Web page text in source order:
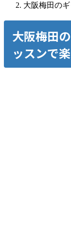
大阪梅田の
大阪梅田
ッスンで